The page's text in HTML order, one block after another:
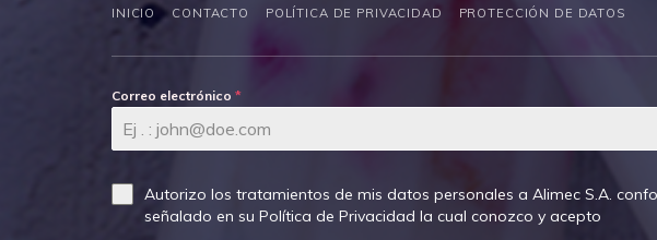
INICIO CONTACTO POLÍTICA DE PRIVACIDAD PROTECCIÓN DE DATOS
Correo electrónico *
Autorizo los tratamientos de mis datos personales a Alimec S.A.
señalado en su Política de Privacidad la cual conozco y acepto